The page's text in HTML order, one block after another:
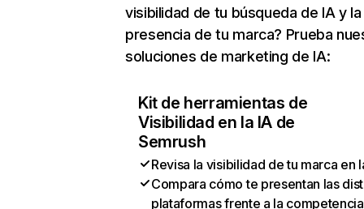
visibilidad de tu búsqueda de IA y la
presencia de tu marca? Prueba
soluciones de marketing de IA:
Kit de herramientas de
Visibilidad en la IA de
Semrush
Revisa la visibilidad de tu marca en
Compara cómo te presentan las
plataformas frente a la competencia